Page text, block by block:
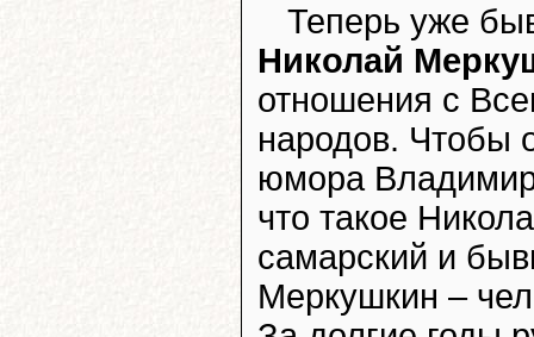
Теперь уже
Николай
отношения с
народов. Чтобы
юмора
что такое
самарский и
Меркушкин –